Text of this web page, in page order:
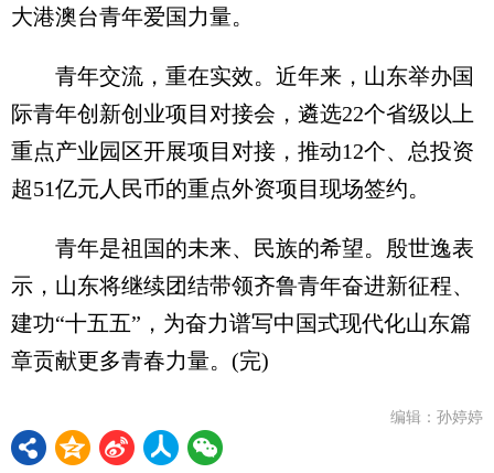
大港澳台青年爱国力量。
青年交流，重在实效。近年来，山东举办国
际青年创新创业项目对接会，遴选22个省级以上
重点产业园区开展项目对接，推动12个、总投资
超51亿元人民币的重点外资项目现场签约。
青年是祖国的未来、民族的希望。殷世逸表
示，山东将继续团结带领齐鲁青年奋进新征程、
建功“十五五”，为奋力谱写中国式现代化山东篇
章贡献更多青春力量。(完)
编辑：孙婷婷